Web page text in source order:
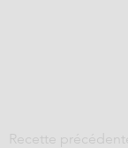
Recette précédente